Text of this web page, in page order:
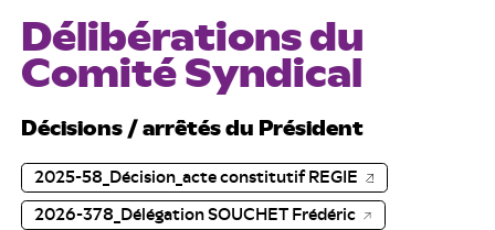
Délibérations du
Comité Syndical
Décisions / arrêtés du Président
2025-58_Décision_acte constitutif REGIE
2026-378_Délégation SOUCHET Frédéric